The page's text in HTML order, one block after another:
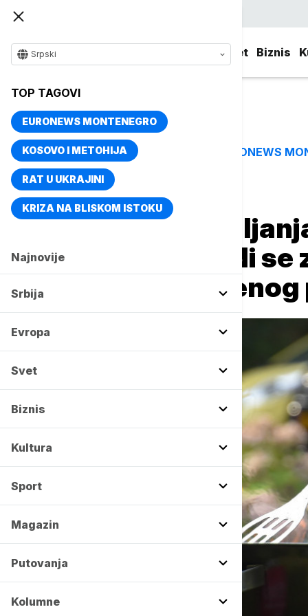
Svet Biznis
Srpski
TOP TAGOVI
EURONEWS MONTENEGRO
KOSOVO I METOHIJA
RAT U UKRAJINI
KRIZA NA BLISKOM ISTOKU
Najnovije
Srbija
Evropa
Svet
Biznis
Kultura
Sport
Magazin
Putovanja
Kolumne
TOP TAGOVI EURONEWS
Naslovna Biznis
Nema više
terasama: Uvodi se
ćumura i otvorenog